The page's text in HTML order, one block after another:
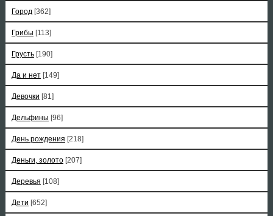
Город [362]
Грибы [113]
Грусть [190]
Да и нет [149]
Девочки [81]
Дельфины [96]
День рождения [218]
Деньги, золото [207]
Деревья [108]
Дети [652]